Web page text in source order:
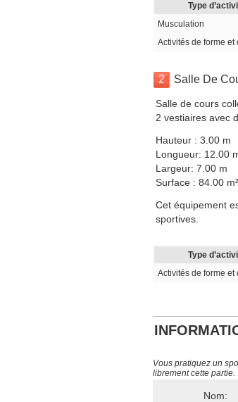
Type
Musculation
Activités de forme et
2 Salle De
Salle de cours
2 vestiaires avec
Hauteur : 3.00 m
Longueur: 12.00
Largeur: 7.00 m
Surface : 84.00 m²
Cet équipement
sportives.
Type
Activités de forme et
Vous pratiquez un
librement cette partie.
Nom: